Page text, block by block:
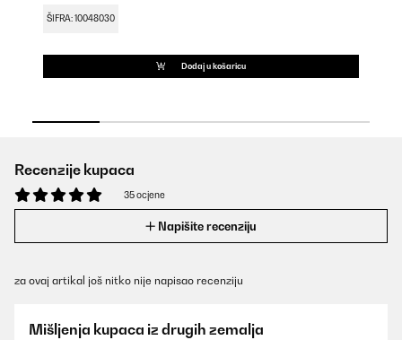
ŠIFRA: 10048030
Dodaj u košaricu
Recenzije kupaca
35 ocjene
Napišite recenziju
za ovaj artikal još nitko nije napisao recenziju
Mišljenja kupaca iz drugih zemalja